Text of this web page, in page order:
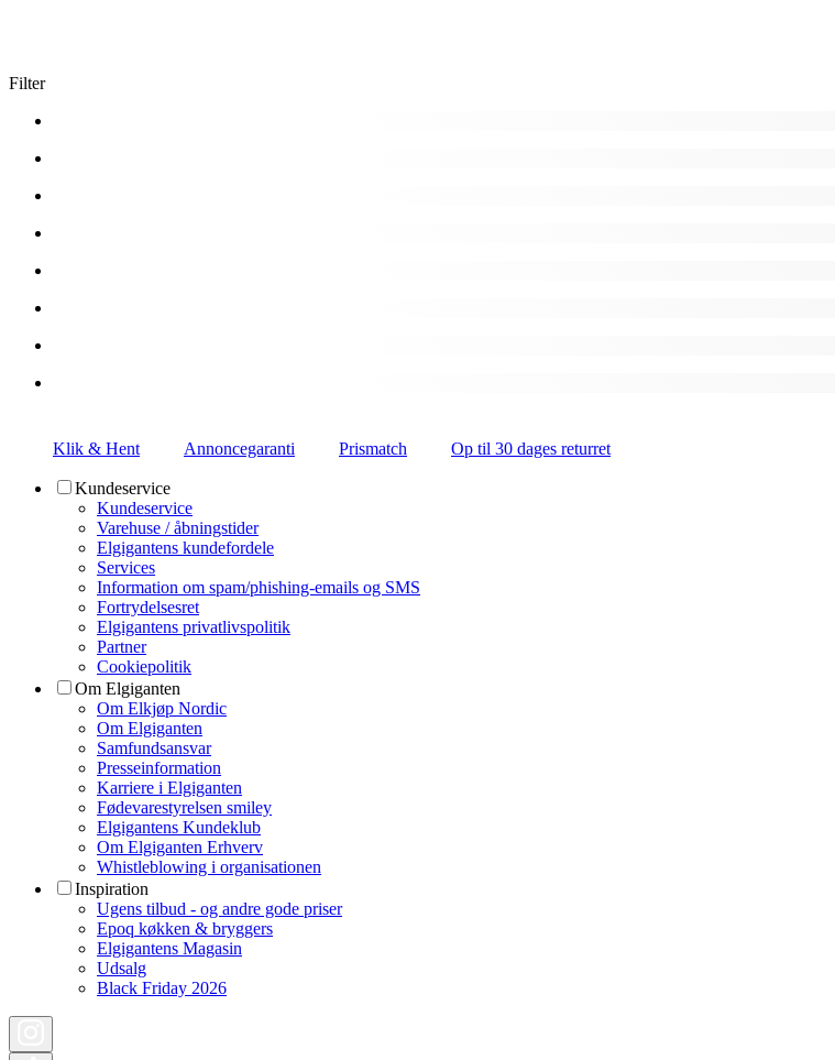
Filter
Klik & Hent Annoncegaranti Prismatch Op til 30 dages returret
Kundeservice
Kundeservice
Varehuse / åbningstider
Elgigantens kundefordele
Services
Information om spam/phishing-emails og SMS
Fortrydelsesret
Elgigantens privatlivspolitik
Partner
Cookiepolitik
Om Elgiganten
Om Elkjøp Nordic
Om Elgiganten
Samfundsansvar
Presseinformation
Karriere i Elgiganten
Fødevarestyrelsen smiley
Elgigantens Kundeklub
Om Elgiganten Erhverv
Whistleblowing i organisationen
Inspiration
Ugens tilbud - og andre gode priser
Epoq køkken & bryggers
Elgigantens Magasin
Udsalg
Black Friday 2026